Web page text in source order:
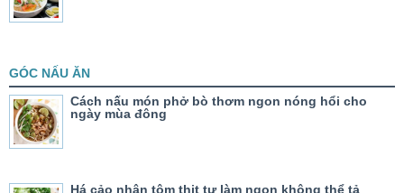
GÓC NẤU ĂN
Cách nấu món phở bò thơm ngon nóng hổi cho
ngày mùa đông
Há cảo nhân tôm thịt tự làm ngon không thể tả